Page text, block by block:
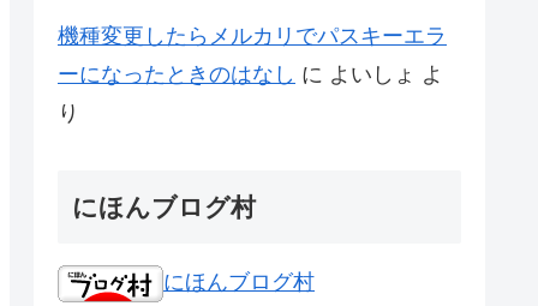
機種変更したらメルカリでパスキーエラ
ーになったときのはなし に よいしょ よ
り
にほんブログ村
にほんブログ村